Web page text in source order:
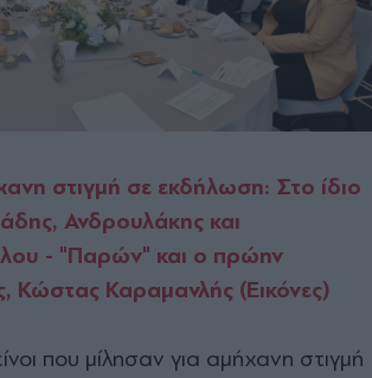
στιγμή σε εκδήλωση: Στο ίδιο
Ανδρουλάκης και
- "Παρών" και ο πρώην
Καραμανλής (Εικόνες)
που μίλησαν για αμήχανη στιγμή